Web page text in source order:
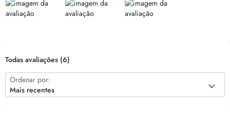
Todas avaliações (6)
Ordenar por:
Mais recentes